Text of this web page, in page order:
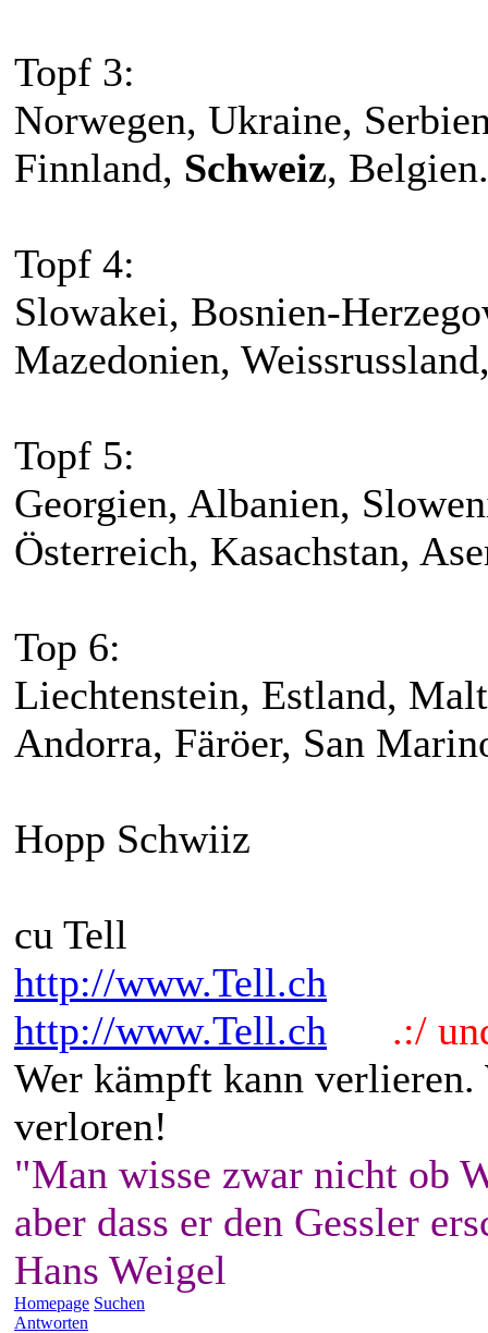
Topf 3:
Norwegen, Ukraine,
Finnland, Schweiz, Belgien.
Topf 4:
Slowakei, Bosnien-
Mazedonien,
Topf 5:
Georgien, Albanien,
Österreich, Kasachstan,
Top 6:
Liechtenstein, Estland,
Andorra, Färöer, San
Hopp Schwiiz
cu Tell
http://www.Tell.ch
http://www.Tell.ch
.:/
Wer kämpft kann
verloren!
"Man wisse zwar nicht ob
aber dass er den Gessler
Hans Weigel
Homepage Suchen
Antworten